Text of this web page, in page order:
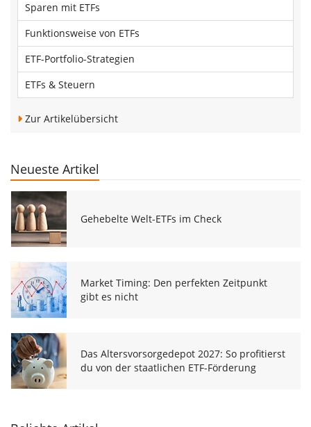
Sparen mit ETFs
Funktionsweise von ETFs
ETF-Portfolio-Strategien
ETFs & Steuern
Zur Artikelübersicht
Neueste Artikel
Gehebelte Welt-ETFs im Check
Market Timing: Den perfekten Zeitpunkt
gibt es nicht
Das Altersvorsorgedepot 2027: So profitierst
du von der staatlichen ETF-Förderung